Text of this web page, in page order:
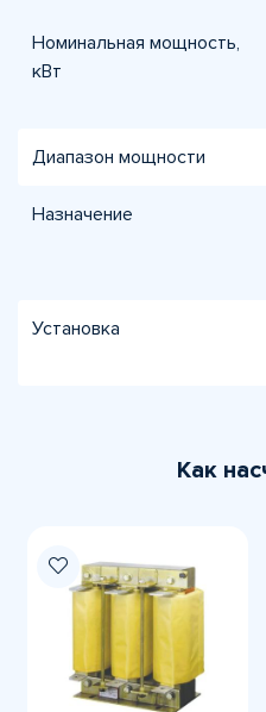
Номинальная мощность,
кВт
Диапазон мощности
Назначение
Установка
Как